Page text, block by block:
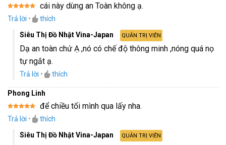
Được xếp
hạng55
cái này dùng an Toàn không ạ.
Trả lời •
thích
Siêu Thị Đồ Nhật Vina-Japan
QUẢN TRỊ VIÊN
Dạ an toàn chứ Ạ ,nó có chế độ thông minh ,nóng quá nọ
tự ngắt ạ.
Trả lời • thích
Phong Linh
Được xếp
hạng55
để chiều tối mình qua lấy nha.
Trả lời •
thích
Siêu Thị Đồ Nhật Vina-Japan
QUẢN TRỊ VIÊN